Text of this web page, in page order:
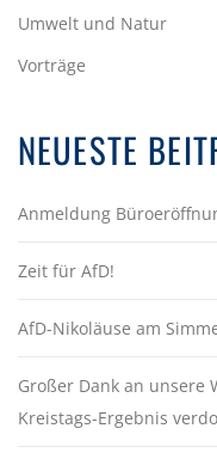
Umwelt und Natur
Vorträge
NEUESTE
Anmeldung
Zeit für AfD!
AfD-Nikoläuse am
Großer Dank an unsere
Kreistags-Ergebnis